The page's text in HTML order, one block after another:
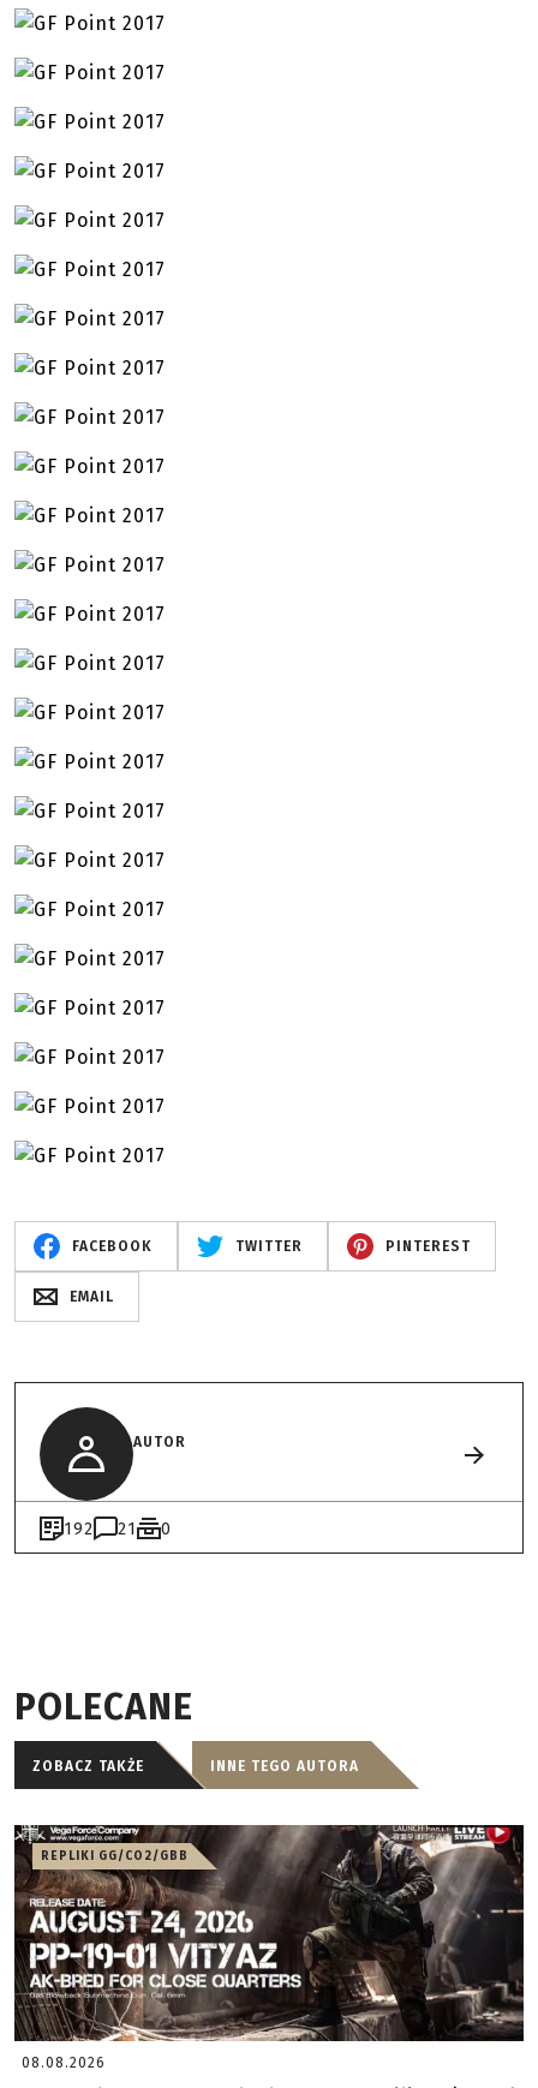
FACEBOOK TWITTER PINTEREST
EMAIL
AUTOR
192 21 0
POLECANE
ZOBACZ TAKŻE INNE TEGO AUTORA
REPLIKI GG/CO2/GBB
08.08.2026